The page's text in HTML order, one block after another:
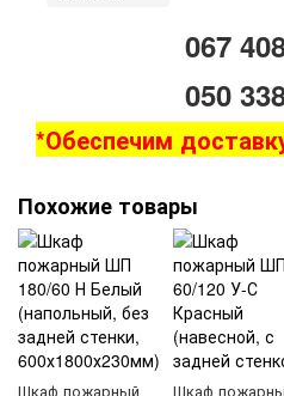
067
050
*Обеспечим
Похожие товары
Шкаф пожарный Шкаф